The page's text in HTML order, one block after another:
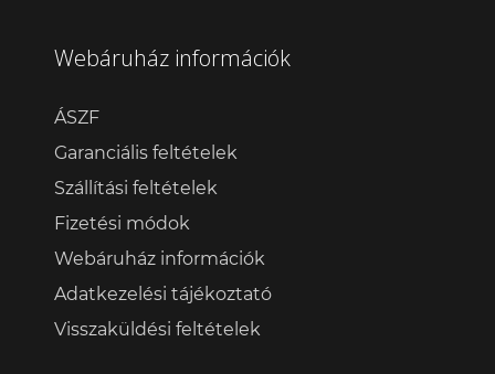
Webáruház információk
ÁSZF
Garanciális feltételek
Szállítási feltételek
Fizetési módok
Webáruház információk
Adatkezelési tájékoztató
Visszaküldési feltételek